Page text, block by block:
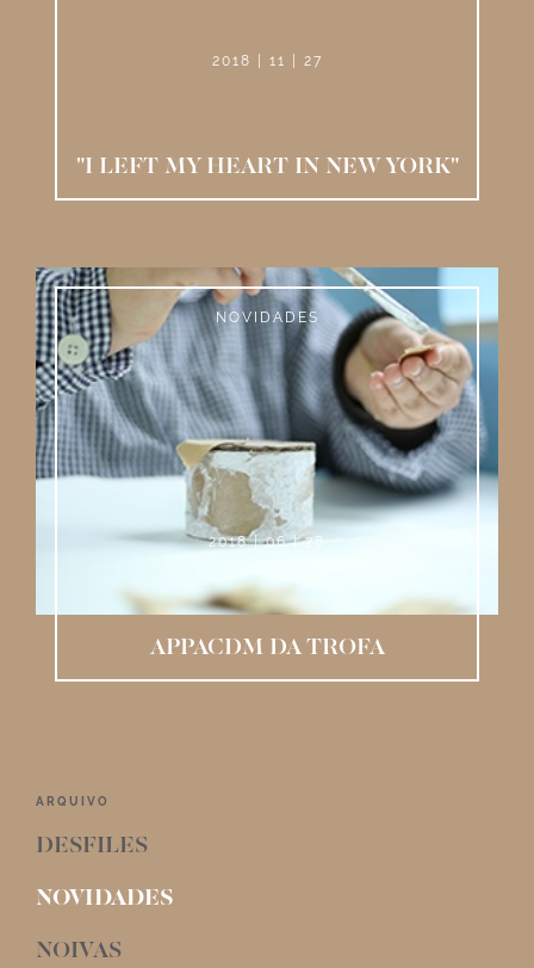
2018 | 11 | 27
"I LEFT MY HEART IN NEW YORK"
2018 | 06 | 28
NOVIDADES
APPACDM DA TROFA
ARQUIVO
DESFILES
NOVIDADES
NOIVAS